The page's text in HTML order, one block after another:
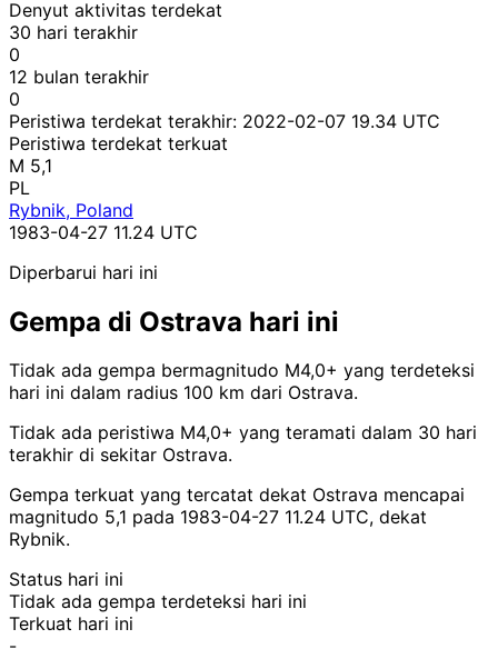
Denyut aktivitas terdekat
30 hari terakhir
0
12 bulan terakhir
0
Peristiwa terdekat terakhir: 2022-02-07 19.34 UTC
Peristiwa terdekat terkuat
M 5,1
PL
Rybnik, Poland
1983-04-27 11.24 UTC
Diperbarui hari ini
Gempa di Ostrava hari ini
Tidak ada gempa bermagnitudo M4,0+ yang terdeteksi
hari ini dalam radius 100 km dari Ostrava.
Tidak ada peristiwa M4,0+ yang teramati dalam 30 hari
terakhir di sekitar Ostrava.
Gempa terkuat yang tercatat dekat Ostrava mencapai
magnitudo 5,1 pada 1983-04-27 11.24 UTC, dekat
Rybnik.
Status hari ini
Tidak ada gempa terdeteksi hari ini
Terkuat hari ini
-